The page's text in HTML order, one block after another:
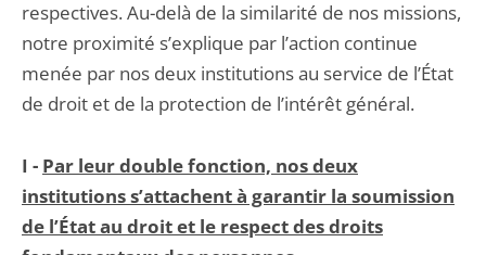
respectives. Au-delà de la similarité de nos missions,
notre proximité s’explique par l’action continue
menée par nos deux institutions au service de l’État
de droit et de la protection de l’intérêt général.
I - Par leur double fonction, nos deux
institutions s’attachent à garantir la soumission
de l’État au droit et le respect des droits